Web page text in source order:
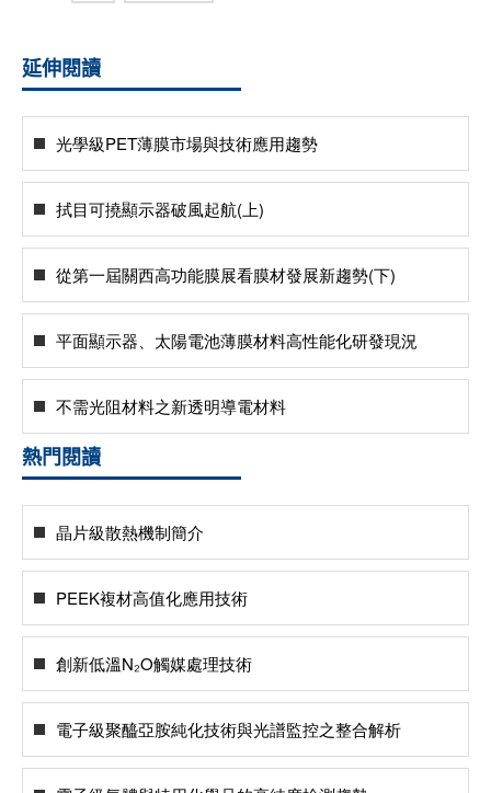
延伸閱讀
光學級PET薄膜市場與技術應用趨勢
拭目可撓顯示器破風起航(上)
從第一屆關西高功能膜展看膜材發展新趨勢(下)
平面顯示器、太陽電池薄膜材料高性能化研發現況
不需光阻材料之新透明導電材料
熱門閱讀
晶片級散熱機制簡介
PEEK複材高值化應用技術
創新低溫N₂O觸媒處理技術
電子級聚醯亞胺純化技術與光譜監控之整合解析